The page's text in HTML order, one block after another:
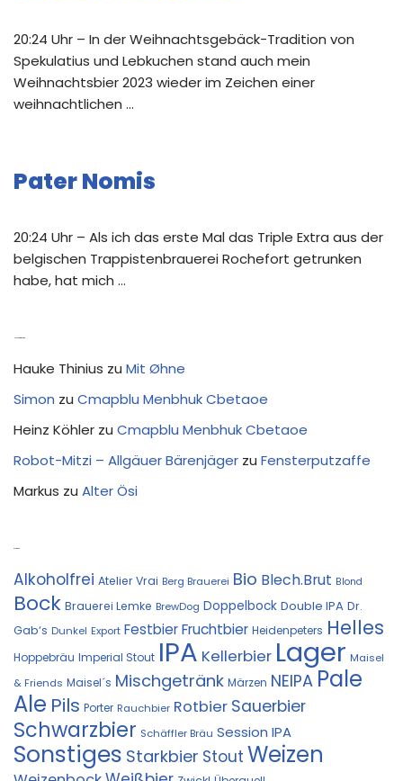
20:24 Uhr – In der Weihnachtsgebäck-Tradition von
Spekulatius und Lebkuchen stand auch mein
Weihnachtsbier 2023 wieder im Zeichen einer
weihnachtlichen …
Pater Nomis
20:24 Uhr – Als ich das erste Mal das Triple Extra aus der
belgischen Trappistenbrauerei Rochefort getrunken
habe, hat mich …
Hauke Thinius zu Mit Øhne
Simon zu Cmapblu Menbhuk Cbetaoe
Heinz Köhler zu Cmapblu Menbhuk Cbetaoe
Robot-Mitzi – Allgäuer Bärenjäger zu Fensterputzaffe
Markus zu Alter Ösi
Alkoholfrei Atelier Vrai Berg Brauerei Bio Blech.Brut Blond
Bock Brauerei Lemke BrewDog Doppelbock Double IPA Dr.
Gab‘s Dunkel Export FestbierFruchtbier Heidenpeters Helles
Hoppebräu Imperial Stout IPA Kellerbier Lager Maisel
& Friends Maisel´s Mischgetränk Märzen NEIPA Pale
Ale Pils Porter Rauchbier Rotbier Sauerbier
Schwarzbier Schäffler Bräu Session IPA
Sonstiges Starkbier Stout Weizen